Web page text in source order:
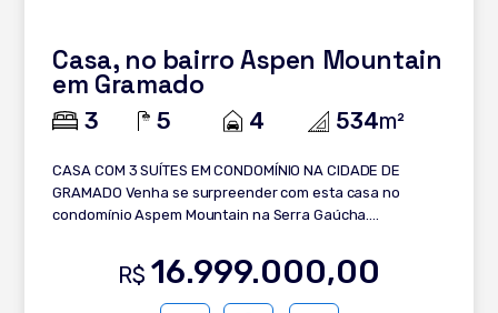
Casa, no bairro Aspen Mountain
em Gramado
3 5 4 534m²
CASA COM 3 SUÍTES EM CONDOMÍNIO NA CIDADE DE
GRAMADO Venha se surpreender com esta casa no
condomínio Aspem Mountain na Serra Gaúcha.
você curtir a cidade de Gramado em grande estilo. O
condomínio do Aspen Mountain conta com infraestrutura
completa, com restaurante, quadras de tênis, piscina
R$ 16.999.000,00